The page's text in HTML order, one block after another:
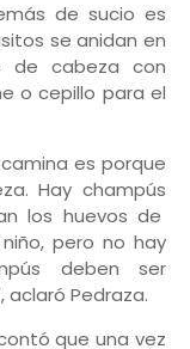
de sucio es
se anidan en
de cabeza con
o cepillo para el
es porque
Hay champús
los huevos de
pero no hay
deben ser
Pedraza.
que una vez